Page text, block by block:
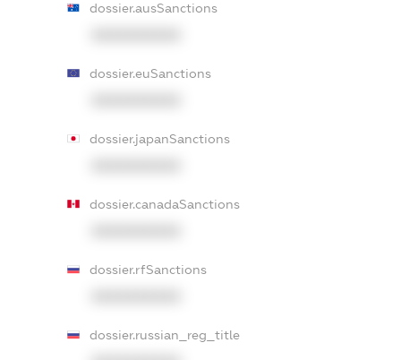
dossier.ausSanctions
dossier.euSanctions
dossier.japanSanctions
dossier.canadaSanctions
dossier.rfSanctions
dossier.russian_reg_title